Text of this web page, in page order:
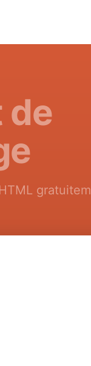
de